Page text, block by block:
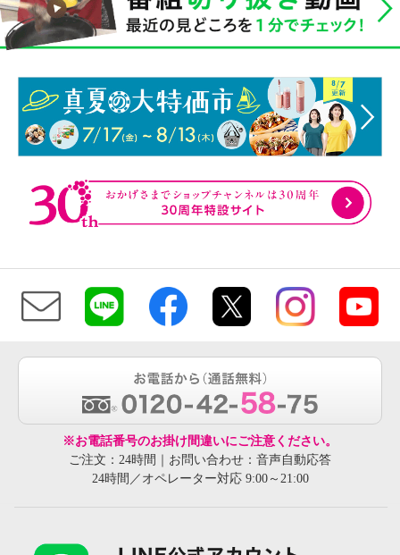
※お電話番号のお掛け間違いにご注意ください。
ご注文：24時間｜お問い合わせ：音声自動応答
24時間／オペレーター対応 9:00～21:00